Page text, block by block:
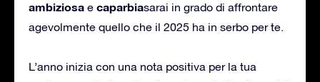
ambiziosa e caparbiasarai in grado di affrontare
agevolmente quello che il 2025 ha in serbo per te.
L’anno inizia con una nota positiva per la tua